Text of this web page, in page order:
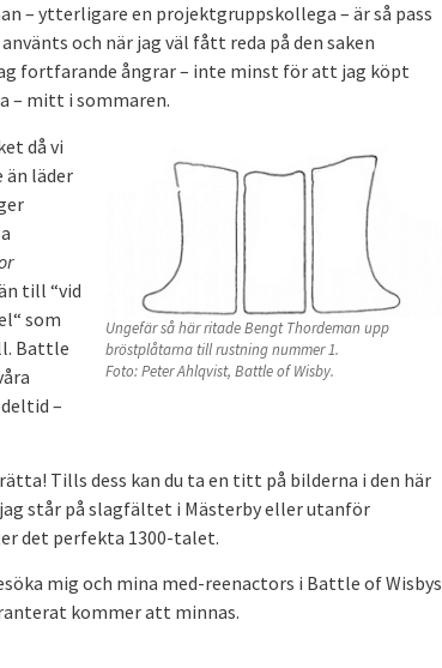
– ytterligare en projektgruppskollega – är så pass
och när jag väl fått reda på den saken
fortfarande ångrar – inte minst för att jag köpt
– mitt i sommaren.
Ungefär så här ritade Bengt Thordeman upp
bröstplåtarna till rustning nummer 1.
Foto: Peter Ahlqvist, Battle of Wisby.
då vi
än läder
till “vid
som
Battle
–
Tills dess kan du ta en titt på bilderna i den här
står på slagfältet i Mästerby eller utanför
det perfekta 1300-talet.
mig och mina med-reenactors i Battle of Wisbys
kommer att minnas.